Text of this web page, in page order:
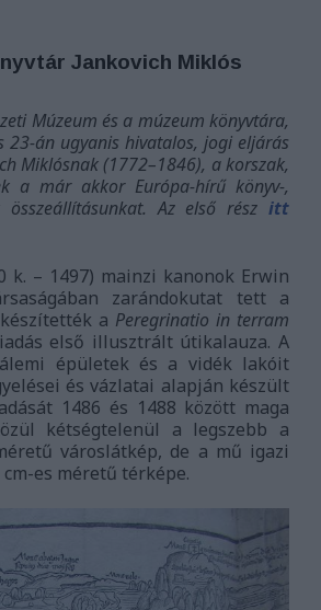
Jankovich Miklós
Múzeum és a múzeum könyvtára,
23-án ugyanis hivatalos, jogi eljárás
Miklósnak (1772–1846), a korszak,
a már akkor Európa-hírű könyv-,
Az első rész itt
k. – 1497) mainzi kanonok Erwin
zarándokutat tett a
a Peregrinatio in terram
első illusztrált útikalauza. A
épületek és a vidék lakóit
és vázlatai alapján készült
1486 és 1488 között maga
kétségtelenül a legszebb a
városlátkép, de a mű igazi
es méretű térképe.